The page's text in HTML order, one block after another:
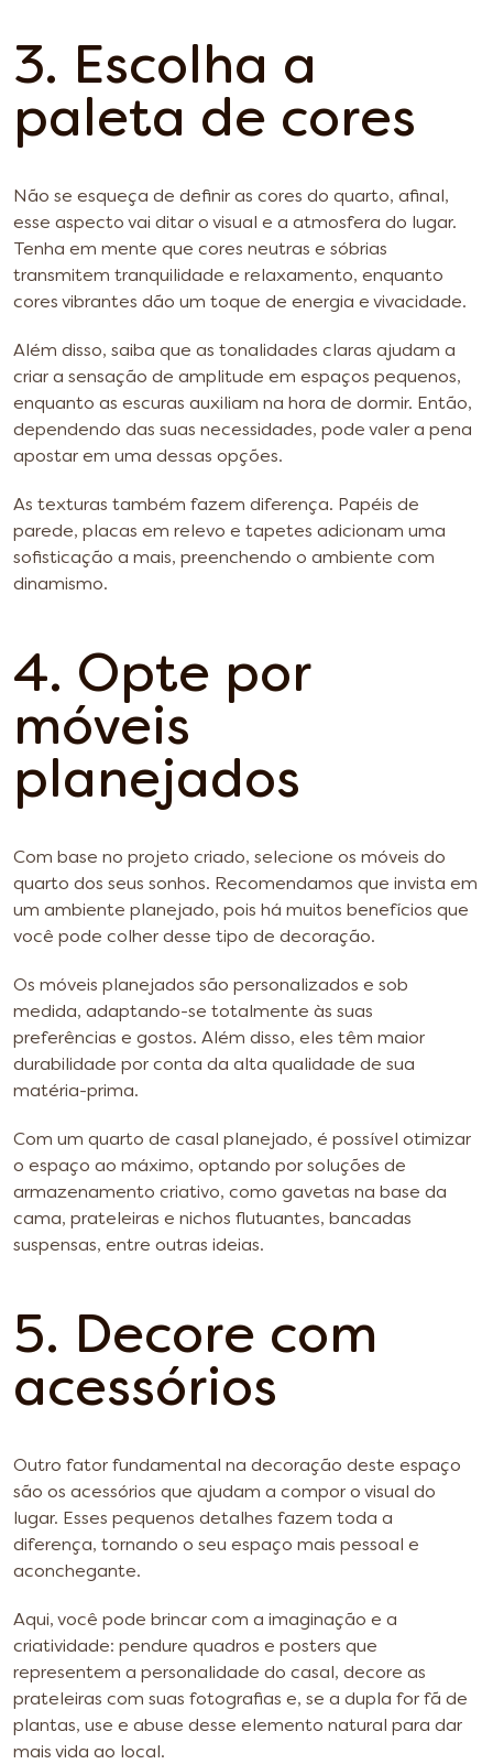
3. Escolha a
paleta de cores
Não se esqueça de definir as cores do quarto, afinal,
esse aspecto vai ditar o visual e a atmosfera do lugar.
Tenha em mente que cores neutras e sóbrias
transmitem tranquilidade e relaxamento, enquanto
cores vibrantes dão um toque de energia e vivacidade.
Além disso, saiba que as tonalidades claras ajudam a
criar a sensação de amplitude em espaços pequenos,
enquanto as escuras auxiliam na hora de dormir. Então,
dependendo das suas necessidades, pode valer a pena
apostar em uma dessas opções.
As texturas também fazem diferença. Papéis de
parede, placas em relevo e tapetes adicionam uma
sofisticação a mais, preenchendo o ambiente com
dinamismo.
4. Opte por
móveis
planejados
Com base no projeto criado, selecione os móveis do
quarto dos seus sonhos. Recomendamos que invista em
um ambiente planejado, pois há muitos benefícios que
você pode colher desse tipo de decoração.
Os móveis planejados são personalizados e sob
medida, adaptando-se totalmente às suas
preferências e gostos. Além disso, eles têm maior
durabilidade por conta da alta qualidade de sua
matéria-prima.
Com um quarto de casal planejado, é possível otimizar
o espaço ao máximo, optando por soluções de
armazenamento criativo, como gavetas na base da
cama, prateleiras e nichos flutuantes, bancadas
suspensas, entre outras ideias.
5. Decore com
acessórios
Outro fator fundamental na decoração deste espaço
são os acessórios que ajudam a compor o visual do
lugar. Esses pequenos detalhes fazem toda a
diferença, tornando o seu espaço mais pessoal e
aconchegante.
Aqui, você pode brincar com a imaginação e a
criatividade: pendure quadros e posters que
representem a personalidade do casal, decore as
prateleiras com suas fotografias e, se a dupla for fã de
plantas, use e abuse desse elemento natural para dar
mais vida ao local.